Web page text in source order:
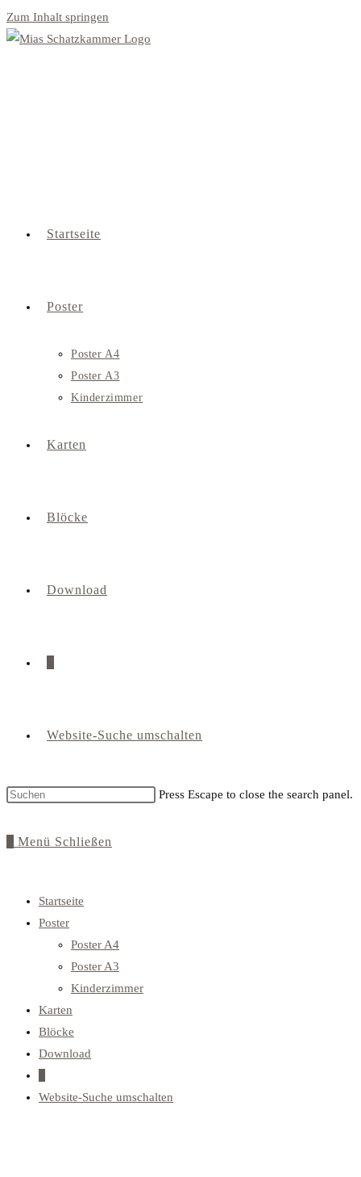
Zum Inhalt springen
Startseite
Poster
Poster A4
Poster A3
Kinderzimmer
Karten
Blöcke
Download
Website-Suche umschalten
Press Escape to close the search panel.
Menü Schließen
Startseite
Poster
Poster A4
Poster A3
Kinderzimmer
Karten
Blöcke
Download
Website-Suche umschalten